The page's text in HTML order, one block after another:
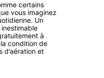
certains
vous imaginez
Un
à
condition de
et